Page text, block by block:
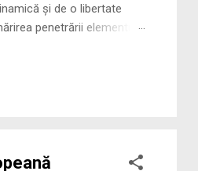
și de o libertate
penetrării elementului